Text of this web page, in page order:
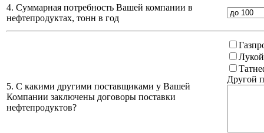
4. Суммарная потребность Вашей компании в
нефтепродуктах, тонн в год
5. С какими другими поставщиками у Вашей
Компании заключены договоры поставки
нефтепродуктов?
Другой